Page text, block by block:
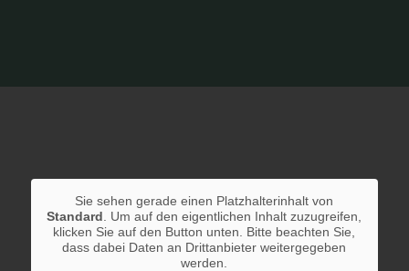
Sie sehen gerade einen Platzhalterinhalt von
Standard . Um auf den eigentlichen Inhalt zuzugreifen,
klicken Sie auf den Button unten. Bitte beachten Sie,
dass dabei Daten an Drittanbieter weitergegeben
werden.